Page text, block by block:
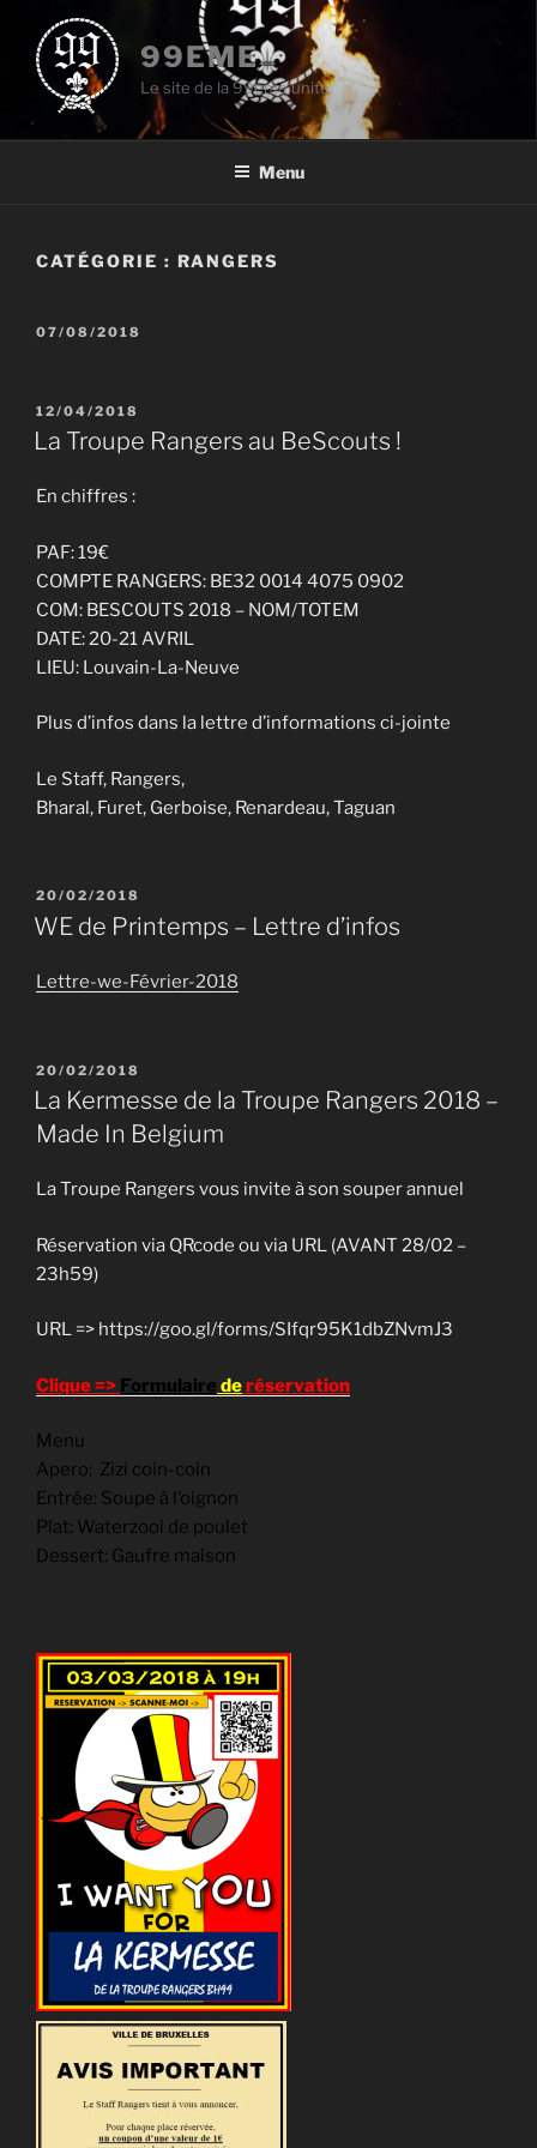
contenu
principal
99EME
Le site de la 99eme unité.
Menu
CATÉGORIE : RANGERS
PUBLIÉ
07/08/2018
PUBLIÉ
LE
12/04/2018
La Troupe Rangers au BeScouts !
En chiffres :
PAF: 19€
COMPTE RANGERS: BE32 0014 4075 0902
COM: BESCOUTS 2018 – NOM/TOTEM
DATE: 20-21 AVRIL
LIEU: Louvain-La-Neuve
Plus d’infos dans la lettre d’informations ci-jointe
Le Staff, Rangers,
Bharal, Furet, Gerboise, Renardeau, Taguan
PUBLIÉ
LE
20/02/2018
WE de Printemps – Lettre d’infos
Lettre-we-Février-2018
PUBLIÉ
LE
20/02/2018
La Kermesse de la Troupe Rangers 2018 –
Made In Belgium
La Troupe Rangers vous invite à son souper annuel
Réservation via QRcode ou via URL (AVANT 28/02 –
23h59)
URL => https://goo.gl/forms/SIfqr95K1dbZNvmJ3
Clique => Formulaire deréservation
Menu
Apero: Zizi coin-coin
Entrée: Soupe à l’oignon
Plat: Waterzooi de poulet
Dessert: Gaufre maison